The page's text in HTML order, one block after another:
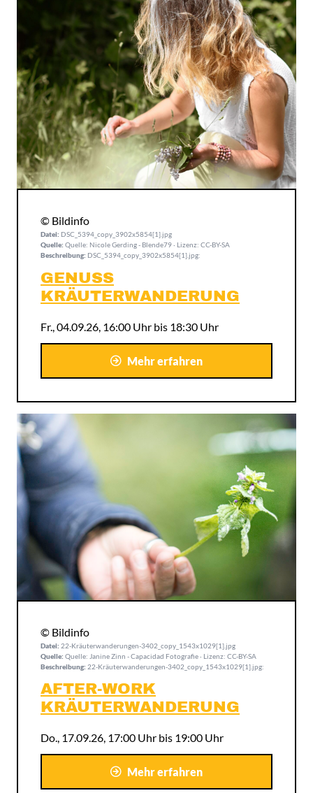
© Bildinfo
Datei: DSC_5394_copy_3902x5854[1].jpg
Quelle: Quelle: Nicole Gerding - Blende79 · Lizenz: CC-BY-SA
Beschreibung: DSC_5394_copy_3902x5854[1].jpg:
GENUSS
KRÄUTERWANDERUNG
Fr., 04.09.26, 16:00 Uhr bis 18:30 Uhr
Mehr erfahren
© Bildinfo
Datei: 22-Kräuterwanderungen-3402_copy_1543x1029[1].jpg
Quelle: Quelle: Janine Zinn - Capacidad Fotografie · Lizenz: CC-BY-SA
Beschreibung: 22-Kräuterwanderungen-3402_copy_1543x1029[1].jpg:
AFTER-WORK
KRÄUTERWANDERUNG
Do., 17.09.26, 17:00 Uhr bis 19:00 Uhr
Mehr erfahren